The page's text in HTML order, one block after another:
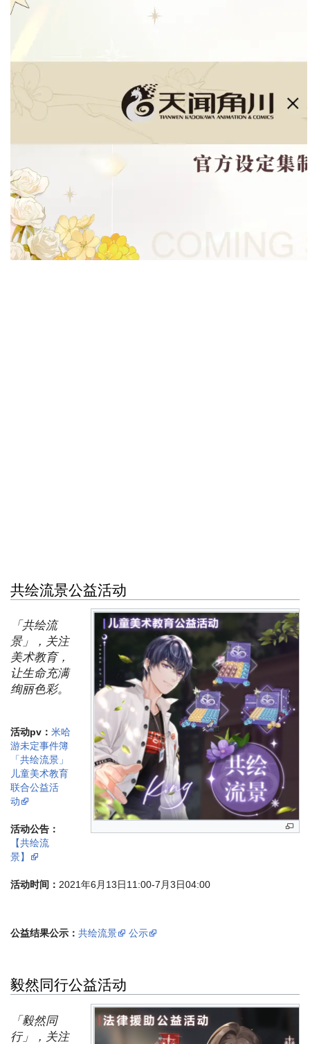
共绘流景公益活动
「共绘流
景」，关注
美术教育，
让生命充满
绚丽色彩。
活动pv： 米哈
游未定事件簿
「共绘流景」
儿童美术教育
联合公益活
动
活动公告：
【共绘流
景】
活动时间： 2021年6月13日11:00-7月3日04:00
公益结果公示： 共绘流景 公示
毅然同行公益活动
「毅然同
行」，关注